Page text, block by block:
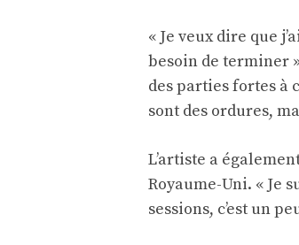
« Je veux dire que
besoin de terminer
des parties fortes à
sont des ordures,
L’artiste a
Royaume-Uni. « Je
sessions, c’est un